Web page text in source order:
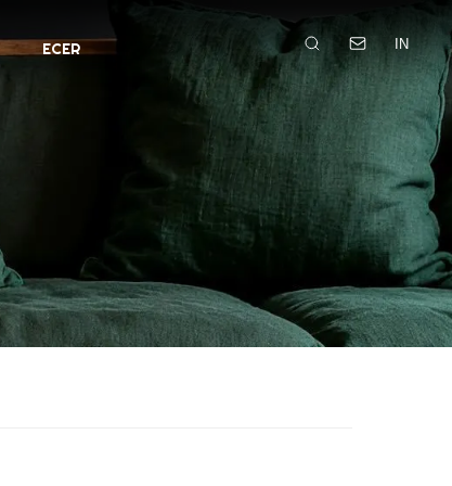
ECER IN